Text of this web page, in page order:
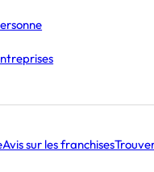
Avis sur les franchises